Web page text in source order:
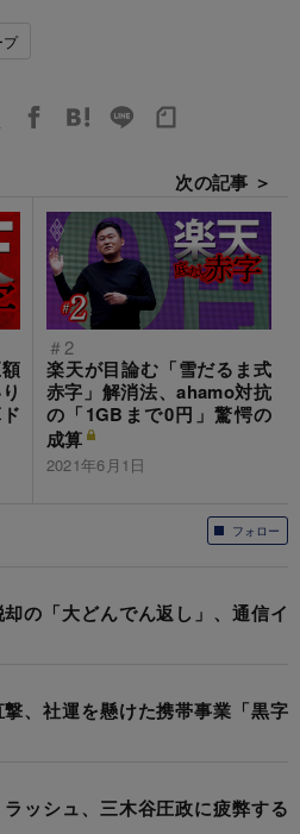
プ
次の記事 ＞
＃2
楽天が目論む「雪だるま式
赤字」解消法、ahamo対抗
の「1GBまで0円」驚愕の
成算
2021年6月1日
フォロー
の「大どんでん返し」、通信イ
、社運を懸けた携帯事業「黒字
ッシュ、三木谷圧政に疲弊する